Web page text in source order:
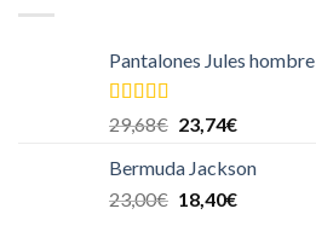
Pantalones Jules hombre
Valorado en
5.00
29,68€ 23,74€
Bermuda Jackson
23,00€ 18,40€